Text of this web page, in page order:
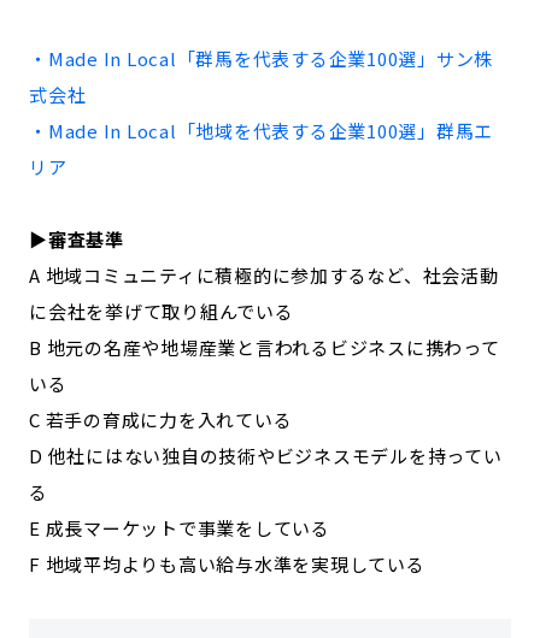
・Made In Local「群馬を代表する企業100選」 サン株
式会社
・Made In Local「地域を代表する企業100選」 群馬エ
リア
▶︎審査基準
A 地域コミュニティに積極的に参加するなど、社会活動
に会社を挙げて取り組んでいる
B 地元の名産や地場産業と言われるビジネスに携わって
いる
C 若手の育成に力を入れている
D 他社にはない独自の技術やビジネスモデルを持ってい
る
E 成長マーケットで事業をしている
F 地域平均よりも高い給与水準を実現している